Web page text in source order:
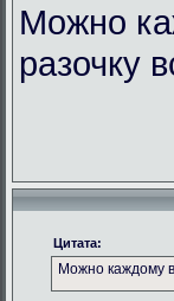
Можно
разочку
Цитата:
Можно каждому в